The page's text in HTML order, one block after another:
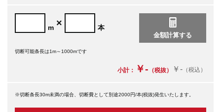
m × 本
切断可能条長は1m～1000mです
小計： ￥- （税抜） ￥- （税込）
※切断条長30m未満の場合、切断費として別途2000円/本(税抜)発生いたします。